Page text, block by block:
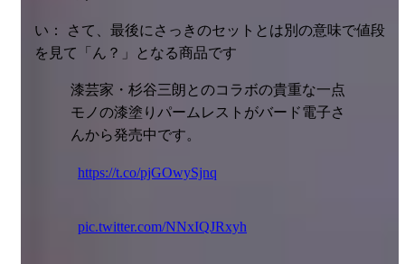
い： さて、最後にさっきのセットとは別の意味で値段
を見て「ん？」となる商品です
漆芸家・杉谷三朗とのコラボの貴重な一点
モノの漆塗りパームレストがバード電子さ
んから発売中です。
https://t.co/pjGOwySjnq
pic.twitter.com/NNxIQJRxyh